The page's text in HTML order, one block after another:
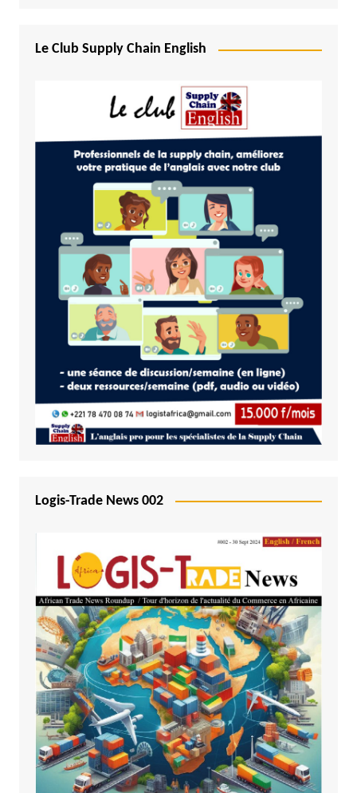
Le Club Supply Chain English
Logis-Trade News 002